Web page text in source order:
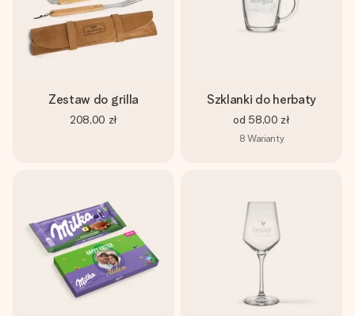
Zestaw do grilla
208,00 zł
Szklanki do herbaty
od 58,00 zł
8 Warianty